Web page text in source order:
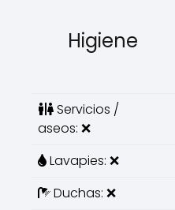
Higiene
Servicios /
aseos: ❌
Lavapies: ❌
Duchas: ❌